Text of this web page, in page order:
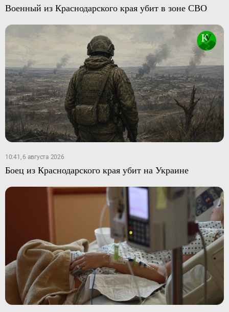
Военный из Краснодарского края убит в зоне СВО
10:41, 6 августа 2026
Боец из Краснодарского края убит на Украине